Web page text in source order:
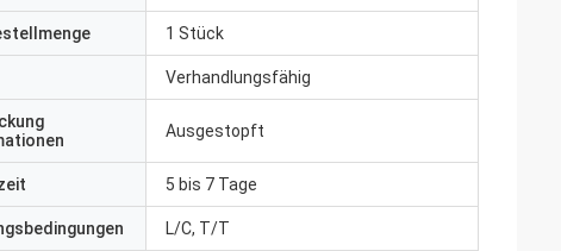
1 Stück
Verhandlungsfähig
Ausgestopft
5 bis 7 Tage
L/C, T/T